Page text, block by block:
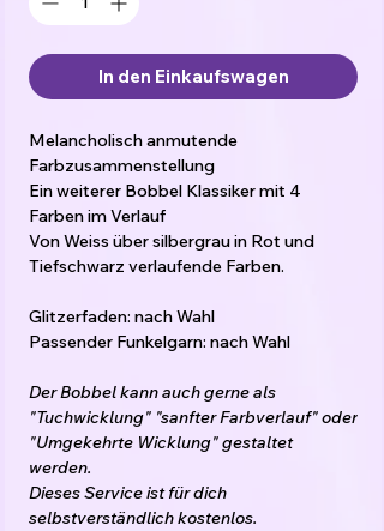
In den Einkaufswagen
Melancholisch anmutende
Farbzusammenstellung
Ein weiterer Bobbel Klassiker mit 4
Farben im Verlauf
Von Weiss über silbergrau in Rot und
Tiefschwarz verlaufende Farben.
Glitzerfaden: nach Wahl
Passender Funkelgarn: nach Wahl
Der Bobbel kann auch gerne als
"Tuchwicklung" "sanfter Farbverlauf" oder
"Umgekehrte Wicklung" gestaltet
werden.
Dieses Service ist für dich
selbstverständlich kostenlos.